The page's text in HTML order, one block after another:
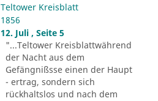
Teltower Kreisblatt
1856
12. Juli , Seite 5
"...Teltower Kreisblattwährend
der Nacht aus dem
Gefängnißsse einen der Haupt
- ertrag, sondern sich
rückhaltslos und nach dem